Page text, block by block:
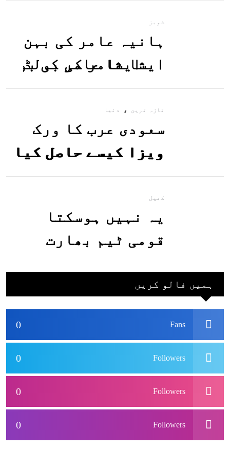
شوبز
ہانیہ عامر کی بہن
ایشا عامر کی بولڈ
تصاویر وائرل ہو
گئیں
تازہ ترین , دنیا
سعودی عرب کا ورک
ویزا کیسے حاصل کیا
جاسکتا ہے؟جانیے
کھیل
یہ نہیں ہوسکتا
قومی ٹیم بھارت
بھارتی ٹیم پاکستان
نہ آئے، محسن نقوی
ہمیں فالو کریں
0 Fans
0 Followers
0 Followers
0 Followers